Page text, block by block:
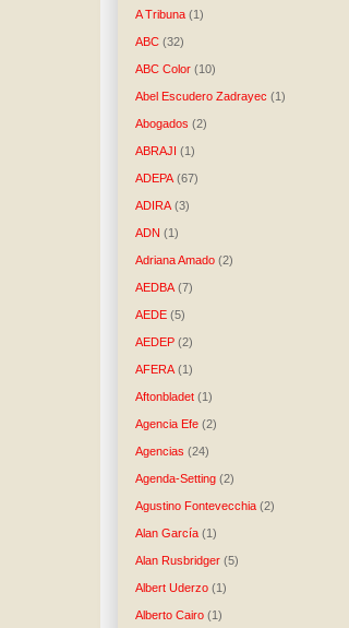
A Tribuna (1)
ABC (32)
ABC Color (10)
Abel Escudero Zadrayec (1)
Abogados (2)
ABRAJI (1)
ADEPA (67)
ADIRA (3)
ADN (1)
Adriana Amado (2)
AEDBA (7)
AEDE (5)
AEDEP (2)
AFERA (1)
Aftonbladet (1)
Agencia Efe (2)
Agencias (24)
Agenda-Setting (2)
Agustino Fontevecchia (2)
Alan García (1)
Alan Rusbridger (5)
Albert Uderzo (1)
Alberto Cairo (1)